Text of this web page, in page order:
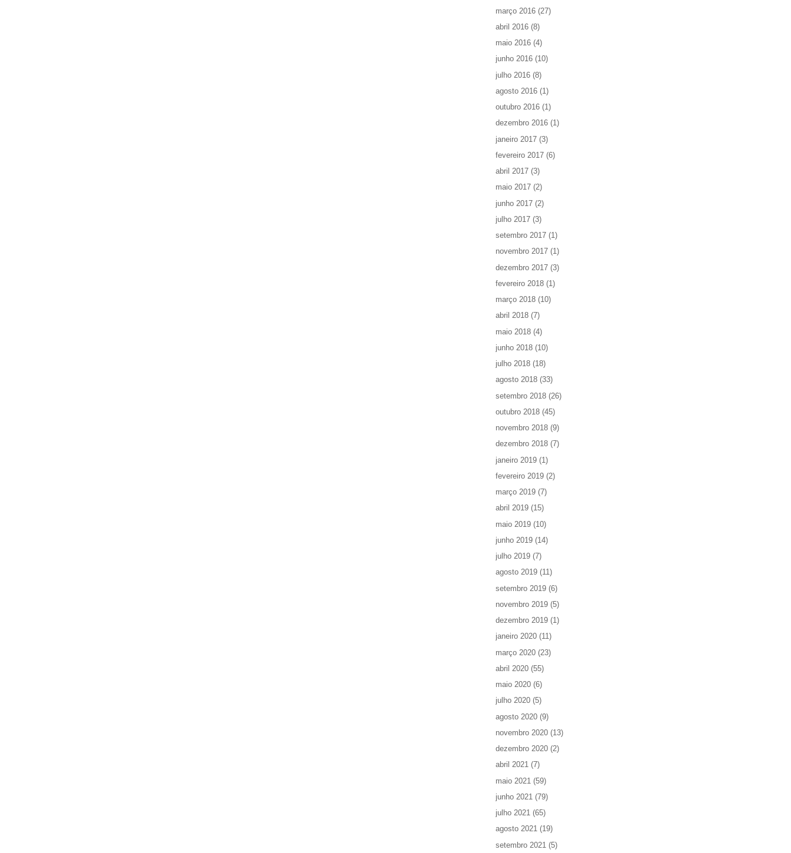
março 2016 (27)
abril 2016 (8)
maio 2016 (4)
junho 2016 (10)
julho 2016 (8)
agosto 2016 (1)
outubro 2016 (1)
dezembro 2016 (1)
janeiro 2017 (3)
fevereiro 2017 (6)
abril 2017 (3)
maio 2017 (2)
junho 2017 (2)
julho 2017 (3)
setembro 2017 (1)
novembro 2017 (1)
dezembro 2017 (3)
fevereiro 2018 (1)
março 2018 (10)
abril 2018 (7)
maio 2018 (4)
junho 2018 (10)
julho 2018 (18)
agosto 2018 (33)
setembro 2018 (26)
outubro 2018 (45)
novembro 2018 (9)
dezembro 2018 (7)
janeiro 2019 (1)
fevereiro 2019 (2)
março 2019 (7)
abril 2019 (15)
maio 2019 (10)
junho 2019 (14)
julho 2019 (7)
agosto 2019 (11)
setembro 2019 (6)
novembro 2019 (5)
dezembro 2019 (1)
janeiro 2020 (11)
março 2020 (23)
abril 2020 (55)
maio 2020 (6)
julho 2020 (5)
agosto 2020 (9)
novembro 2020 (13)
dezembro 2020 (2)
abril 2021 (7)
maio 2021 (59)
junho 2021 (79)
julho 2021 (65)
agosto 2021 (19)
setembro 2021 (5)